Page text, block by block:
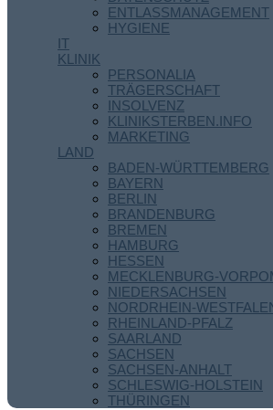
ENTLASSMANAGEMENT
HYGIENE
IT
KLINIK
PERSONALIA
TRÄGERSCHAFT
INSOLVENZ
KLINIKSTERBEN.INFO
MARKETING
LAND
BADEN-WÜRTTEMBERG
BAYERN
BERLIN
BRANDENBURG
BREMEN
HAMBURG
HESSEN
MECKLENBURG-
NIEDERSACHSEN
NORDRHEIN-
RHEINLAND-PFALZ
SAARLAND
SACHSEN
SACHSEN-ANHALT
SCHLESWIG-HOLSTEIN
THÜRINGEN